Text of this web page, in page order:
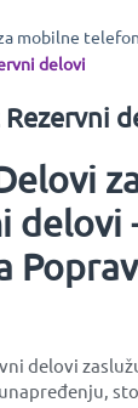
mobilne
delovi
delovi
delovi